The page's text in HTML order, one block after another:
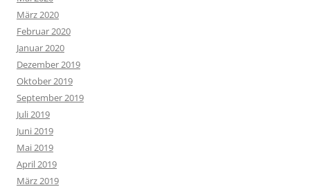
März 2020
Februar 2020
Januar 2020
Dezember 2019
Oktober 2019
September 2019
Juli 2019
Juni 2019
Mai 2019
April 2019
März 2019